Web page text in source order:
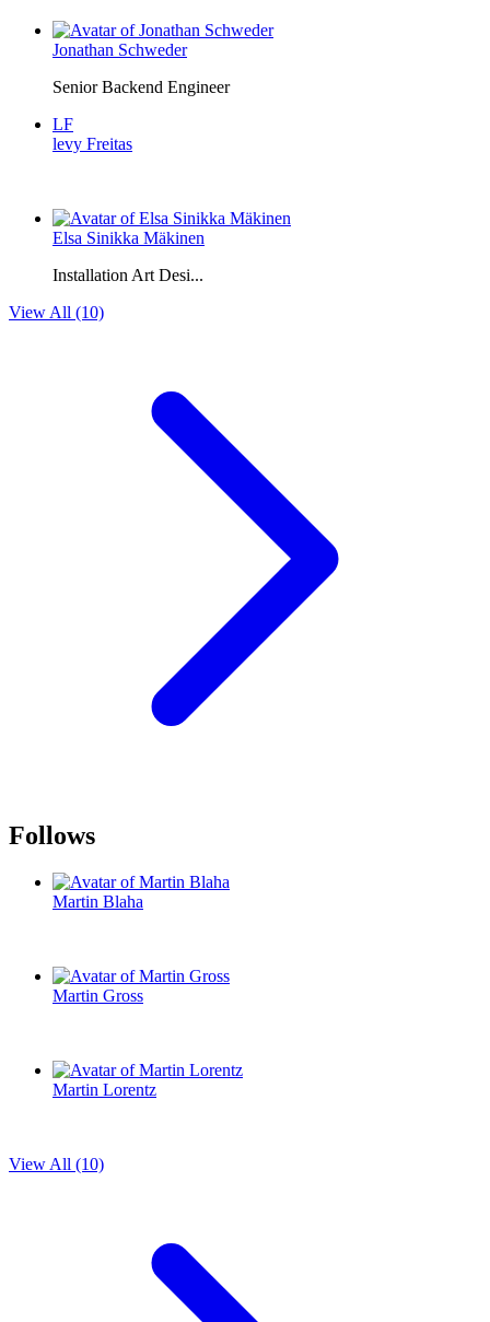
Jonathan Schweder
Senior Backend Engineer
LF
levy Freitas
Elsa Sinikka Mäkinen
Installation Art Desi...
View All (10)
Follows
Martin Blaha
Martin Gross
Martin Lorentz
View All (10)